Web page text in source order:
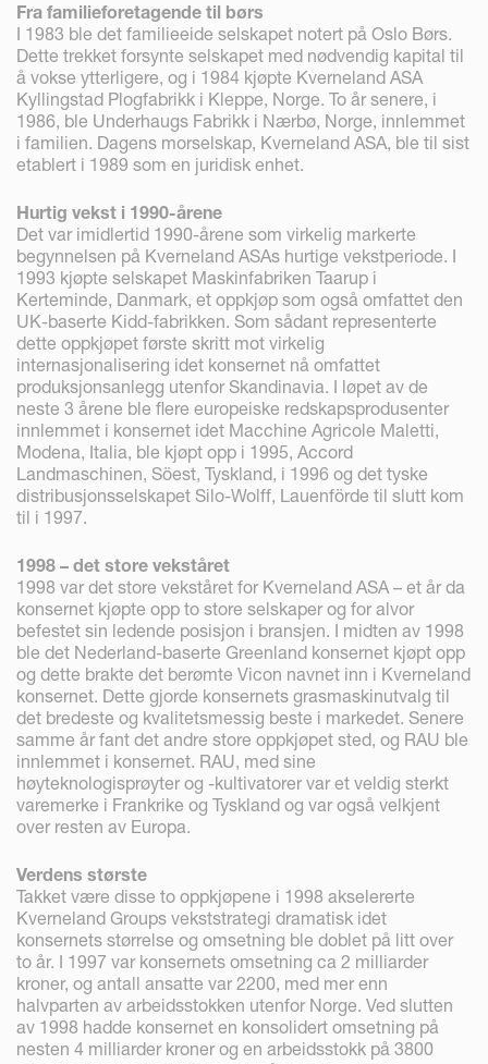
Fra familieforetagende til børs
I 1983 ble det familieeide selskapet notert på Oslo Børs.
Dette trekket forsynte selskapet med nødvendig kapital til
å vokse ytterligere, og i 1984 kjøpte Kverneland ASA
Kyllingstad Plogfabrikk i Kleppe, Norge. To år senere, i
1986, ble Underhaugs Fabrikk i Nærbø, Norge, innlemmet
i familien. Dagens morselskap, Kverneland ASA, ble til sist
etablert i 1989 som en juridisk enhet.
Hurtig vekst i 1990-årene
Det var imidlertid 1990-årene som virkelig markerte
begynnelsen på Kverneland ASAs hurtige vekstperiode. I
1993 kjøpte selskapet Maskinfabriken Taarup i
Kerteminde, Danmark, et oppkjøp som også omfattet den
UK-baserte Kidd-fabrikken. Som sådant representerte
dette oppkjøpet første skritt mot virkelig
internasjonalisering idet konsernet nå omfattet
produksjonsanlegg utenfor Skandinavia. I løpet av de
neste 3 årene ble flere europeiske redskapsprodusenter
innlemmet i konsernet idet Macchine Agricole Maletti,
Modena, Italia, ble kjøpt opp i 1995, Accord
Landmaschinen, Söest, Tyskland, i 1996 og det tyske
distribusjonsselskapet Silo-Wolff, Lauenförde til slutt kom
til i 1997.
1998 – det store vekståret
1998 var det store vekståret for Kverneland ASA – et år da
konsernet kjøpte opp to store selskaper og for alvor
befestet sin ledende posisjon i bransjen. I midten av 1998
ble det Nederland-baserte Greenland konsernet kjøpt opp
og dette brakte det berømte Vicon navnet inn i Kverneland
konsernet. Dette gjorde konsernets grasmaskinutvalg til
det bredeste og kvalitetsmessig beste i markedet. Senere
samme år fant det andre store oppkjøpet sted, og RAU ble
innlemmet i konsernet. RAU, med sine
høyteknologisprøyter og -kultivatorer var et veldig sterkt
varemerke i Frankrike og Tyskland og var også velkjent
over resten av Europa.
Verdens største
Takket være disse to oppkjøpene i 1998 akselererte
Kverneland Groups vekststrategi dramatisk idet
konsernets størrelse og omsetning ble doblet på litt over
to år. I 1997 var konsernets omsetning ca 2 milliarder
kroner, og antall ansatte var 2200, med mer enn
halvparten av arbeidsstokken utenfor Norge. Ved slutten
av 1998 hadde konsernet en konsolidert omsetning på
nesten 4 milliarder kroner og en arbeidsstokk på 3800